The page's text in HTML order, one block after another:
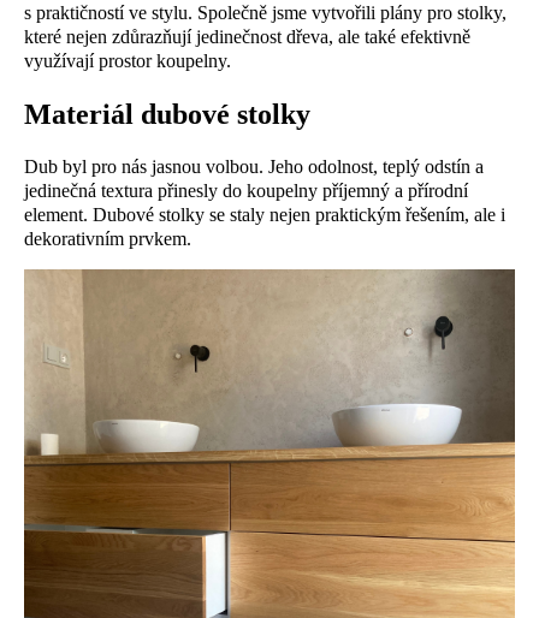
s praktičností ve stylu. Společně jsme vytvořili plány pro stolky,
které nejen zdůrazňují jedinečnost dřeva, ale také efektivně
využívají prostor koupelny.
Materiál dubové stolky
Dub byl pro nás jasnou volbou. Jeho odolnost, teplý odstín a
jedinečná textura přinesly do koupelny příjemný a přírodní
element. Dubové stolky se staly nejen praktickým řešením, ale i
dekorativním prvkem.